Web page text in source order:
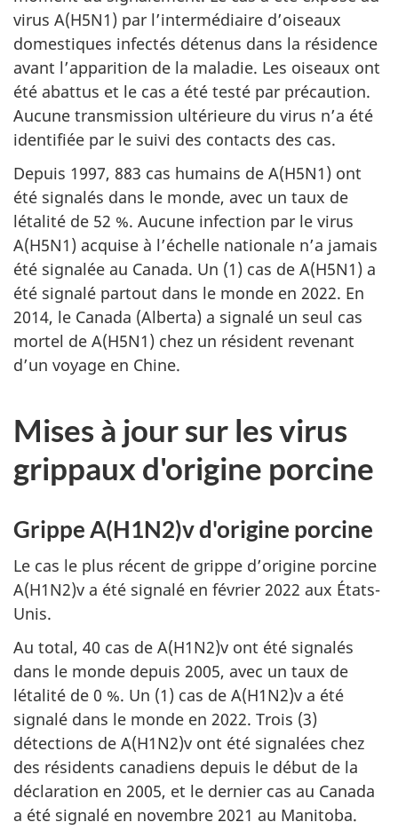
virus A(H5N1) par l’intermédiaire d’oiseaux
domestiques infectés détenus dans la résidence
avant l’apparition de la maladie. Les oiseaux ont
été abattus et le cas a été testé par précaution.
Aucune transmission ultérieure du virus n’a été
identifiée par le suivi des contacts des cas.
Depuis 1997, 883 cas humains de A(H5N1) ont
été signalés dans le monde, avec un taux de
létalité de 52 %. Aucune infection par le virus
A(H5N1) acquise à l’échelle nationale n’a jamais
été signalée au Canada. Un (1) cas de A(H5N1) a
été signalé partout dans le monde en 2022. En
2014, le Canada (Alberta) a signalé un seul cas
mortel de A(H5N1) chez un résident revenant
d’un voyage en Chine.
Mises à jour sur les virus
grippaux d'origine porcine
Grippe A(H1N2)v d'origine porcine
Le cas le plus récent de grippe d’origine porcine
A(H1N2)v a été signalé en février 2022 aux États-
Unis.
Au total, 40 cas de A(H1N2)v ont été signalés
dans le monde depuis 2005, avec un taux de
létalité de 0 %. Un (1) cas de A(H1N2)v a été
signalé dans le monde en 2022. Trois (3)
détections de A(H1N2)v ont été signalées chez
des résidents canadiens depuis le début de la
déclaration en 2005, et le dernier cas au Canada
a été signalé en novembre 2021 au Manitoba.